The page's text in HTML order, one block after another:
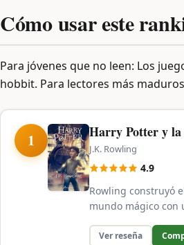
Cómo usar este
Para jóvenes que no leen: Los
hobbit. Para lectores más
1 Harry Potter y
J.K. Rowling
4.9
Rowling construyó
mundo mágico con
Ver reseña